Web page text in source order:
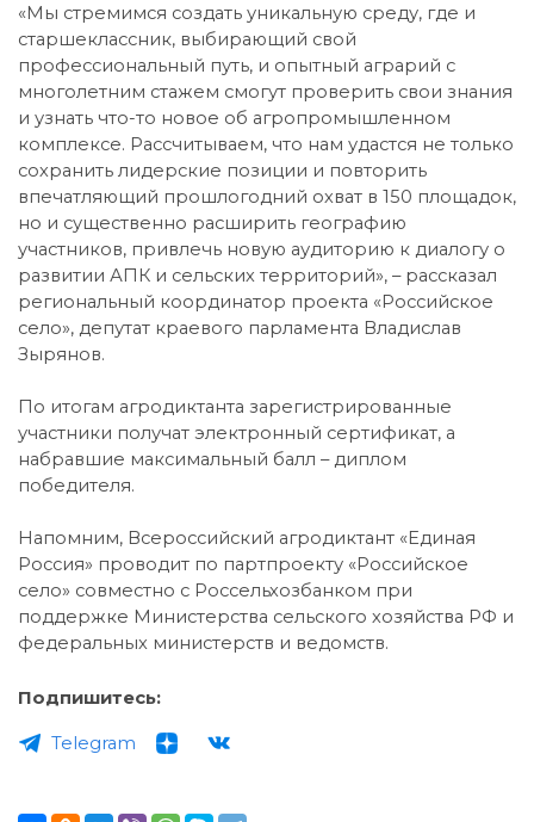
«Мы стремимся создать уникальную среду, где и
старшеклассник, выбирающий свой
профессиональный путь, и опытный аграрий с
многолетним стажем смогут проверить свои знания
и узнать что-то новое об агропромышленном
комплексе. Рассчитываем, что нам удастся не только
сохранить лидерские позиции и повторить
впечатляющий прошлогодний охват в 150 площадок,
но и существенно расширить географию
участников, привлечь новую аудиторию к диалогу о
развитии АПК и сельских территорий», – рассказал
региональный координатор проекта «Российское
село», депутат краевого парламента Владислав
Зырянов.
По итогам агродиктанта зарегистрированные
участники получат электронный сертификат, а
набравшие максимальный балл – диплом
победителя.
Напомним, Всероссийский агродиктант «Единая
Россия» проводит по партпроекту «Российское
село» совместно с Россельхозбанком при
поддержке Министерства сельского хозяйства РФ и
федеральных министерств и ведомств.
Подпишитесь:
Telegram